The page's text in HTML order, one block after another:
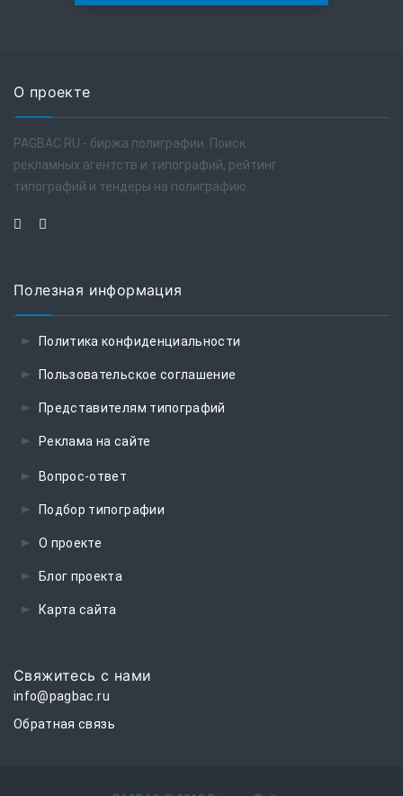
О проекте
PAGBAC.RU - биржа полиграфии. Поиск
рекламных агентств и типографий, рейтинг
типографий и тендеры на полиграфию.
Полезная информация
Политика конфиденциальности
Пользовательское соглашение
Представителям типографий
Реклама на сайте
Вопрос-ответ
Подбор типографии
О проекте
Блог проекта
Карта сайта
Свяжитесь с нами
info@pagbac.ru
Обратная связь